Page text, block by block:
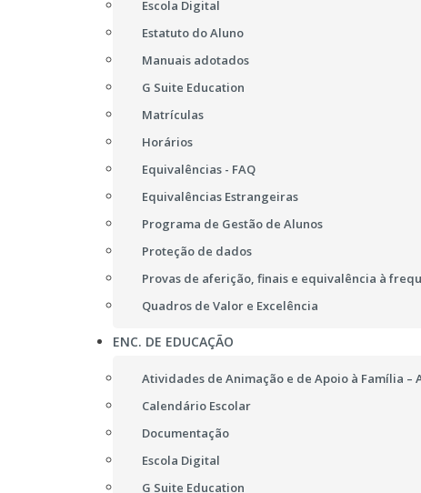
Escola Digital
Estatuto do Aluno
Manuais adotados
G Suite Education
Matrículas
Horários
Equivalências - FAQ
Equivalências Estrangeiras
Programa de Gestão de Alunos
Proteção de dados
Provas de aferição, finais e equivalência à
Quadros de Valor e Excelência
ENC. DE EDUCAÇÃO
Atividades de Animação e de Apoio à Família –
Calendário Escolar
Documentação
Escola Digital
G Suite Education